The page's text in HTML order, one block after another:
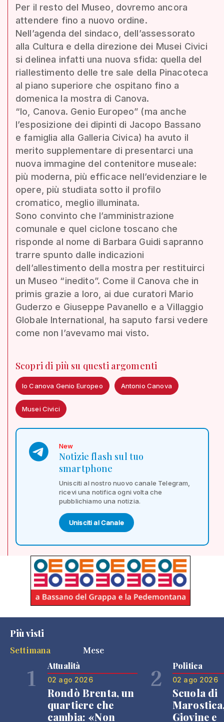
Per il resto del Museo, dovremo ancora
attendere fino a nuovo ordine.
Nell’agenda del sindaco, dell’assessorato
alla Cultura e della direzione dei Musei Civici
si delinea infatti una nuova sfida: quella del
riallestimento delle tre sale della Pinacoteca
al piano superiore che ospitano fino a
domenica la mostra di Canova.
“Io, Canova. Genio Europeo” (ma anche
l’esposizione dei dipinti di Jacopo Bassano
e famiglia alla Galleria Civica) ha avuto il
merito supplementare di presentarci una
nuova immagine del contenitore museale:
più moderna, più efficace nell’evidenziare le
opere, più studiata sotto il profilo
cromatico, meglio illuminata.
Sono convinto che l’amministrazione
comunale e quel ciclone toscano che
risponde al nome di Barbara Guidi sapranno
trarre spunto dalle indicazioni
dell’allestimento della mostra per restituirci
un Museo “inedito”. Come il Canova che in
primis grazie a loro, ai due curatori Mario
Guderzo e Giuseppe Pavanello e a Villaggio
Globale International, ha saputo farsi vedere
come non l’avevamo mai visto.
Scopri di più su questi argomenti
Io Canova Genio Europeo Antonio Canova
Musei Civici
New
Notizie flash sul tuo
smartphone
Unisciti al nostro nuovo canale Telegram,
ricevi una notifica ogni volta che
pubblichiamo una notizia.
Unisciti al Canale
Più visti
Settimana
Mese
1 Attualità
02 ago 2026
Rondò Brenta, un
quartiere che
cambia: «Non
2 Politica
02 ago 2026
Scuola di
Giovine e